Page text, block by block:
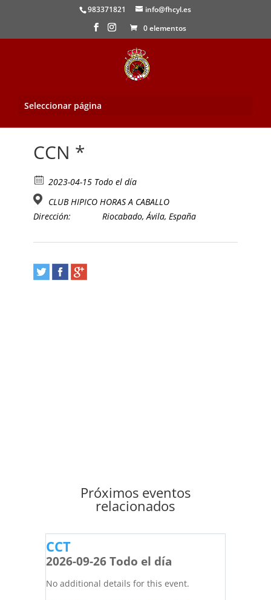
983371821
info@fhcyl.es
0 elementos
Seleccionar página
CCN *
2023-04-15 Todo el día
CLUB HIPICO HORAS A CABALLO
Dirección:
Riocabado, Ávila, España
Próximos eventos
relacionados
CCT
2026-09-26 Todo el día
No additional details for this event.